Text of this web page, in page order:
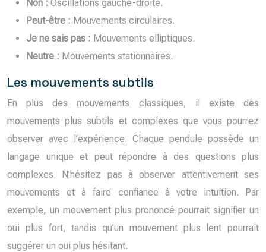
Non : Oscillations gauche-droite.
Peut-être : Mouvements circulaires.
Je ne sais pas : Mouvements elliptiques.
Neutre : Mouvements stationnaires.
Les mouvements subtils
En plus des mouvements classiques, il existe des
mouvements plus subtils et complexes que vous pourrez
observer avec l’expérience. Chaque pendule possède un
langage unique et peut répondre à des questions plus
complexes. N’hésitez pas à observer attentivement ses
mouvements et à faire confiance à votre intuition. Par
exemple, un mouvement plus prononcé pourrait signifier un
oui plus fort, tandis qu’un mouvement plus lent pourrait
suggérer un oui plus hésitant.